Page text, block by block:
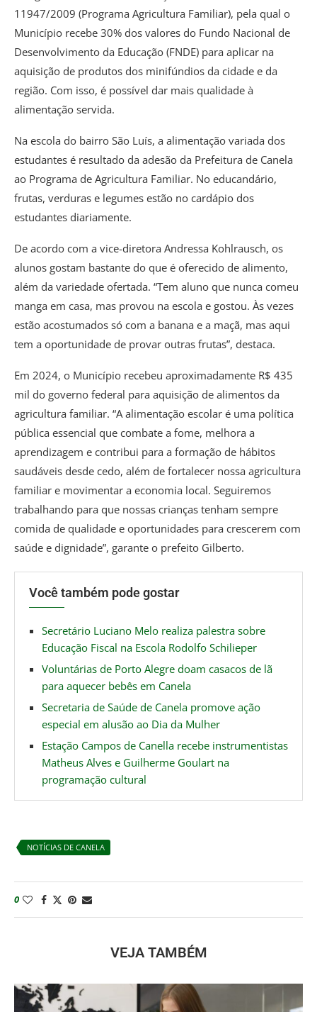
11947/2009 (Programa Agricultura Familiar), pela qual o
Município recebe 30% dos valores do Fundo Nacional de
Desenvolvimento da Educação (FNDE) para aplicar na
aquisição de produtos dos minifúndios da cidade e da
região. Com isso, é possível dar mais qualidade à
alimentação servida.
Na escola do bairro São Luís, a alimentação variada dos
estudantes é resultado da adesão da Prefeitura de Canela
ao Programa de Agricultura Familiar. No educandário,
frutas, verduras e legumes estão no cardápio dos
estudantes diariamente.
De acordo com a vice-diretora Andressa Kohlrausch, os
alunos gostam bastante do que é oferecido de alimento,
além da variedade ofertada. “Tem aluno que nunca comeu
manga em casa, mas provou na escola e gostou. Às vezes
estão acostumados só com a banana e a maçã, mas aqui
tem a oportunidade de provar outras frutas”, destaca.
Em 2024, o Município recebeu aproximadamente R$ 435
mil do governo federal para aquisição de alimentos da
agricultura familiar. “A alimentação escolar é uma política
pública essencial que combate a fome, melhora a
aprendizagem e contribui para a formação de hábitos
saudáveis desde cedo, além de fortalecer nossa agricultura
familiar e movimentar a economia local. Seguiremos
trabalhando para que nossas crianças tenham sempre
comida de qualidade e oportunidades para crescerem com
saúde e dignidade”, garante o prefeito Gilberto.
Você também pode gostar
Secretário Luciano Melo realiza palestra sobre
Educação Fiscal na Escola Rodolfo Schilieper
Voluntárias de Porto Alegre doam casacos de lã
para aquecer bebês em Canela
Secretaria de Saúde de Canela promove ação
especial em alusão ao Dia da Mulher
Estação Campos de Canella recebe instrumentistas
Matheus Alves e Guilherme Goulart na
programação cultural
NOTÍCIAS DE CANELA
0
VEJA TAMBÉM